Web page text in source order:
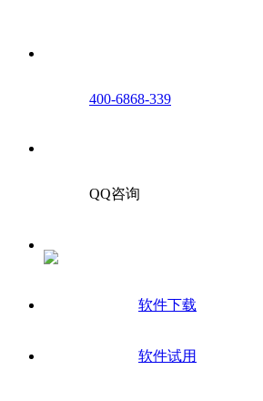
400-6868-339
QQ咨询
软件下载
软件试用